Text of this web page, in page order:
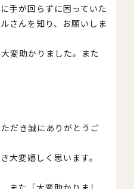
手が回らずに困っていた
さんを知り、お願いしま
変助かりました。また
だき誠にありがとうご
大変嬉しく思います。